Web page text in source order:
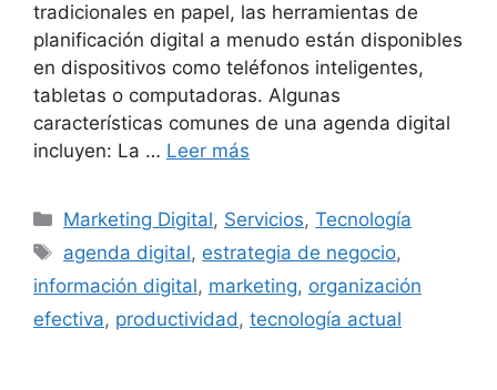
tradicionales en papel, las herramientas de
planificación digital a menudo están disponibles
en dispositivos como teléfonos inteligentes,
tabletas o computadoras. Algunas
características comunes de una agenda digital
incluyen: La … Leer más
Marketing Digital, Servicios,Tecnología
agenda digital, estrategia de negocio,
información digital, marketing, organización
efectiva, productividad, tecnología actual